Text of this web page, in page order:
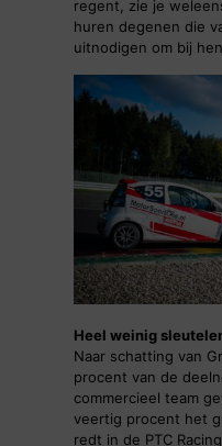
regent, zie je
huren degenen die
uitnodigen om bij
Heel weinig
Naar schatting van
procent van de
commercieel team
veertig procent het
redt in de PTC